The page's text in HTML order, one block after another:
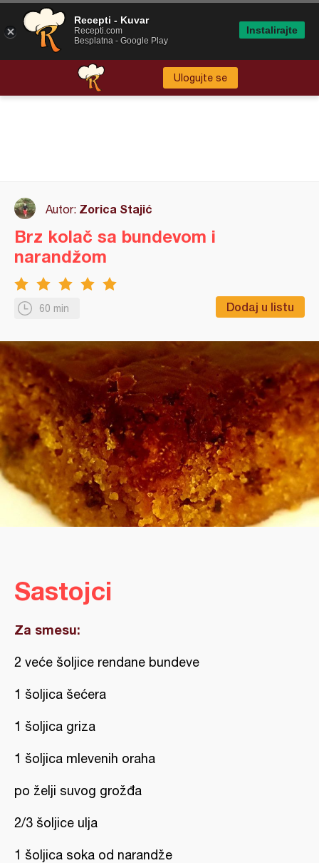
Ulogujte se
Autor: Zorica Stajić
60 min Dodaj u listu
Brz kolač sa bundevom i
narandžom
Sastojci
Za smesu:
2 veće šoljice rendane bundeve
1 šoljica šećera
1 šoljica griza
1 šoljica mlevenih oraha
po želji suvog grožđa
2/3 šoljice ulja
1 šoljica soka od narandže
Recepti - Kuvar
Recepti.com
Besplatna - Google Play
Instalirajte